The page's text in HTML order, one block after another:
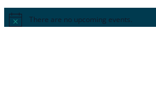
There are no upcoming events.